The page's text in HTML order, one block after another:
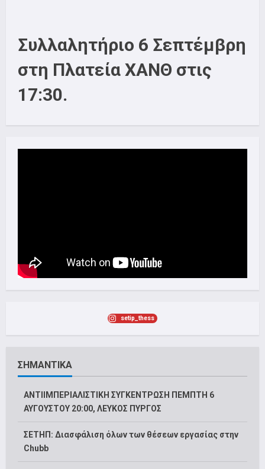
Συλλαλητήριο 6 Σεπτέμβρη
στη Πλατεία ΧΑΝΘ στις
17:30.
setip_thess
ΣΗΜΑΝΤΙΚΑ
ΑΝΤΙΙΜΠΕΡΙΑΛΙΣΤΙΚΗ ΣΥΓΚΕΝΤΡΩΣΗ ΠΕΜΠΤΗ 6
ΑΥΓΟΥΣΤΟΥ 20:00, ΛΕΥΚΟΣ ΠΥΡΓΟΣ
ΣΕΤΗΠ: Διασφάλιση όλων των θέσεων εργασίας στην
Chubb